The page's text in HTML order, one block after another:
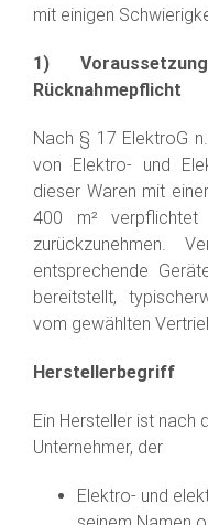
mit einigen
1)
Rücknahmepflicht
Nach § 17 ElektroG
von Elektro- und
dieser Waren mit
400 m² verpflichtet
zurückzunehmen.
entsprechende
bereitstellt,
vom gewählten
Herstellerbegriff
Ein Hersteller ist nach
Unternehmer, der
Elektro- und